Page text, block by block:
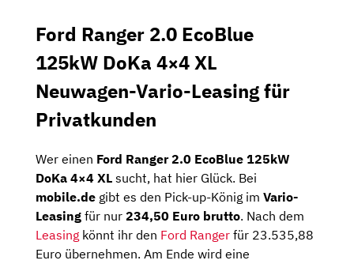
Ford Ranger 2.0 EcoBlue
125kW DoKa 4×4 XL
Neuwagen-Vario-Leasing für
Privatkunden
Wer einen Ford Ranger 2.0 EcoBlue 125kW
DoKa 4×4 XL sucht, hat hier Glück. Bei
mobile.de gibt es den Pick-up-König im Vario-
Leasing für nur 234,50 Euro brutto. Nach dem
Leasing könnt ihr den Ford Ranger für 23.535,88
Euro übernehmen. Am Ende wird eine